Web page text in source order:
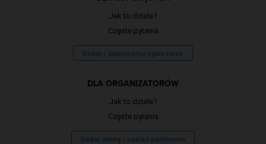
Jak to działa?
Częste pytania
Dodaj / zaproponuj ogłoszenie
DLA ORGANIZATORÓW
Jak to działa?
Częste pytania
Dodaj ofertę i zostań partnerem